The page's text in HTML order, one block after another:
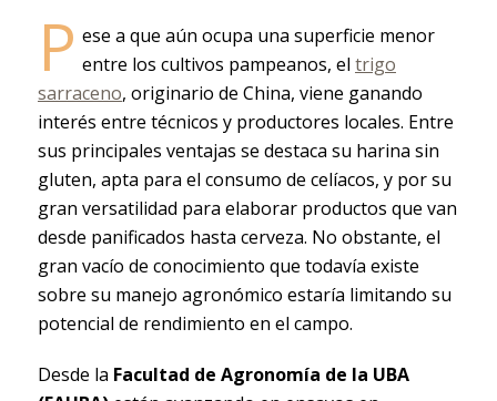
P ese a que aún ocupa una superficie menor
entre los cultivos pampeanos, el trigo
sarraceno, originario de China, viene ganando
interés entre técnicos y productores locales. Entre
sus principales ventajas se destaca su harina sin
gluten, apta para el consumo de celíacos, y por su
gran versatilidad para elaborar productos que van
desde panificados hasta cerveza. No obstante, el
gran vacío de conocimiento que todavía existe
sobre su manejo agronómico estaría limitando su
potencial de rendimiento en el campo.
Desde la Facultad de Agronomía de la UBA